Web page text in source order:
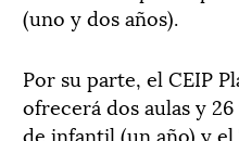
(uno y dos años).
Por su parte, el CEIP
ofrecerá dos aulas y
de infantil (un año) y